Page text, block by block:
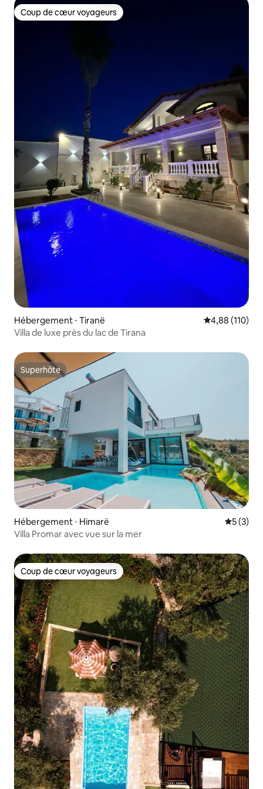
Coup de cœur voyageurs
Coup de cœur voyageurs
Hébergement ⋅ Tiranë Évaluation
4,88 (110)
Villa de luxe près du lac de Tirana
Superhôte
Superhôte
Hébergement ⋅ Himarë
5 (3)
Villa Promar avec vue sur la mer
Coup de cœur voyageurs
Coup de cœur voyageurs